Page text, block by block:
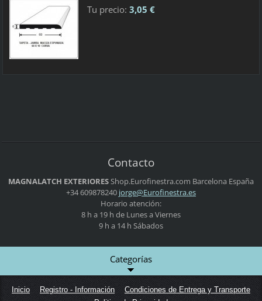
Tu precio: 3,05 €
Contacto
MAGNALATCH EXTERIORESShop.Eurofinestra.com Barcelona España
+34 609878240 jorge@Eurofinestra.es
Horario atención:
8 h a 19 h de Lunes a Viernes
9 h a 14 h Sábados
Categorías
Inicio Registro - Información
Condiciones de Entrega y Transporte